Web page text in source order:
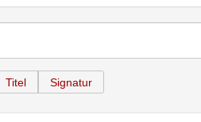
Titel Signatur